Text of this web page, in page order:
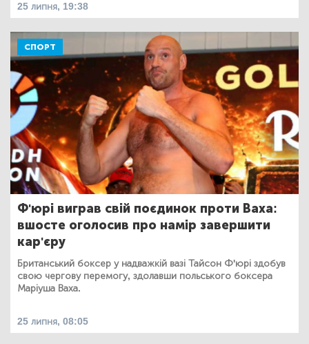
25 липня, 19:38
СПОРТ
Ф'юрі виграв свій поєдинок проти Ваха:
вшосте оголосив про намір завершити
кар'єру
Британський боксер у надважкій вазі Тайсон Ф'юрі здобув
свою чергову перемогу, здолавши польського боксера
Маріуша Ваха.
25 липня, 08:05